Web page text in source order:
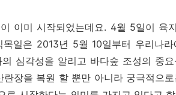
이미 시작되었는데요. 4월 5일이 육
일은 2013년 5월 10일부터 우리나라
심각성을 알리고 바다숲 조성의 중
장을 복원 할 뿐만 아니라 궁극적으